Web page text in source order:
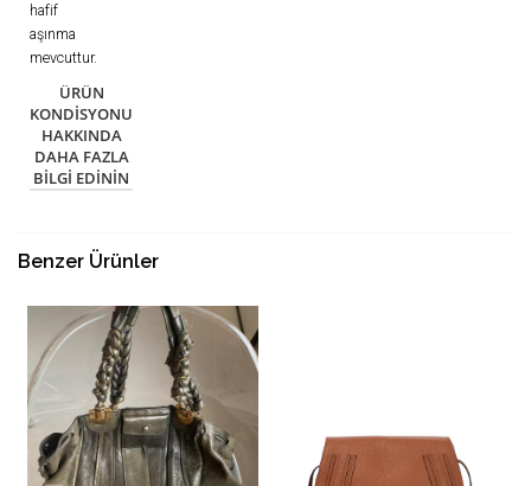
hafif
aşınma
mevcuttur.
ÜRÜN
KONDISYONU
HAKKINDA
DAHA FAZLA
BILGI EDININ
Benzer Ürünler